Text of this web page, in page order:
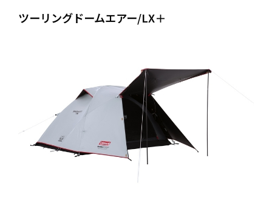
ツーリングドームエアー/LX＋